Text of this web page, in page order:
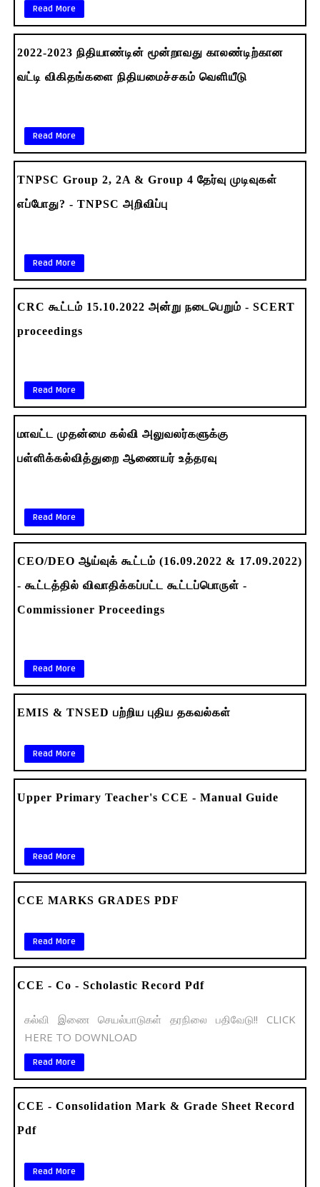
Read More
2022-2023 நிதியாண்டின் மூன்றாவது காலண்டிற்கான
வட்டி விகிதங்களை நிதியமைச்சகம் வெளியீடு
Read More
TNPSC Group 2, 2A & Group 4 தேர்வு முடிவுகள்
எப்போது? - TNPSC அறிவிப்பு
Read More
CRC கூட்டம் 15.10.2022 அன்று நடைபெறும் - SCERT
proceedings
Read More
மாவட்ட முதன்மை கல்வி அலுவலர்களுக்கு
பள்ளிக்கல்வித்துறை ஆணையர் உத்தரவு
Read More
CEO/DEO ஆய்வுக் கூட்டம் (16.09.2022 & 17.09.2022)
- கூட்டத்தில் விவாதிக்கப்பட்ட கூட்டப்பொருள் -
Commissioner Proceedings
Read More
EMIS & TNSED பற்றிய புதிய தகவல்கள்
Read More
Upper Primary Teacher's CCE - Manual Guide
Read More
CCE MARKS GRADES PDF
Read More
CCE - Co - Scholastic Record Pdf
கல்வி இணை செயல்பாடுகள் தரநிலை பதிவேடு!! CLICK
HERE TO DOWNLOAD
Read More
CCE - Consolidation Mark & Grade Sheet Record
Pdf
Read More